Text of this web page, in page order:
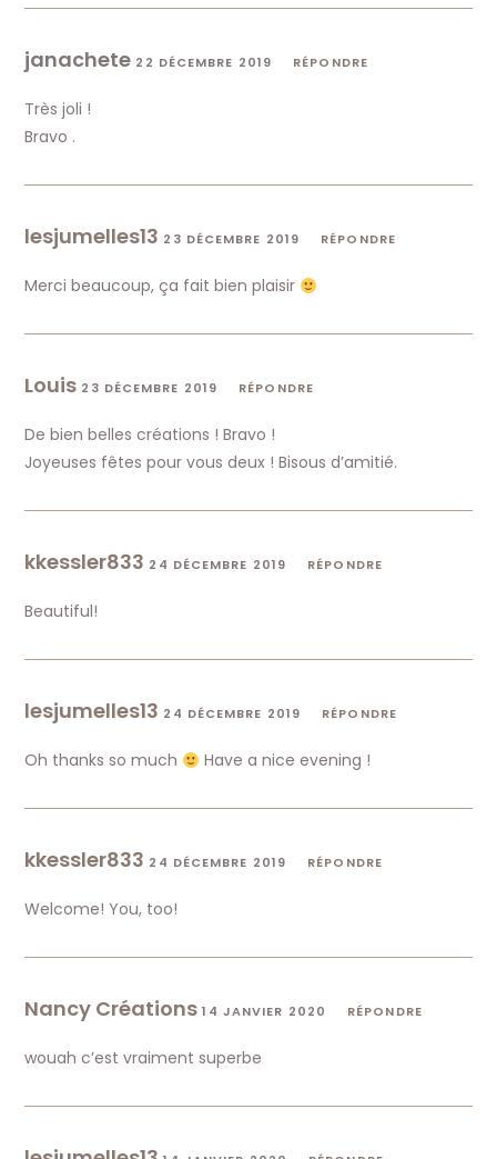
janachete 22 DÉCEMBRE 2019 RÉPONDRE
Très joli !
Bravo .
lesjumelles13 23 DÉCEMBRE 2019 RÉPONDRE
Merci beaucoup, ça fait bien plaisir
Louis 23 DÉCEMBRE 2019 RÉPONDRE
De bien belles créations ! Bravo !
Joyeuses fêtes pour vous deux ! Bisous d’amitié.
kkessler833 24 DÉCEMBRE 2019 RÉPONDRE
Beautiful!
lesjumelles13 24 DÉCEMBRE 2019 RÉPONDRE
Oh thanks so much Have a nice evening !
kkessler833 24 DÉCEMBRE 2019 RÉPONDRE
Welcome! You, too!
Nancy Créations 14 JANVIER 2020 RÉPONDRE
wouah c’est vraiment superbe